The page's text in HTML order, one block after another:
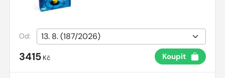
Od:
3415 Kč Koupit